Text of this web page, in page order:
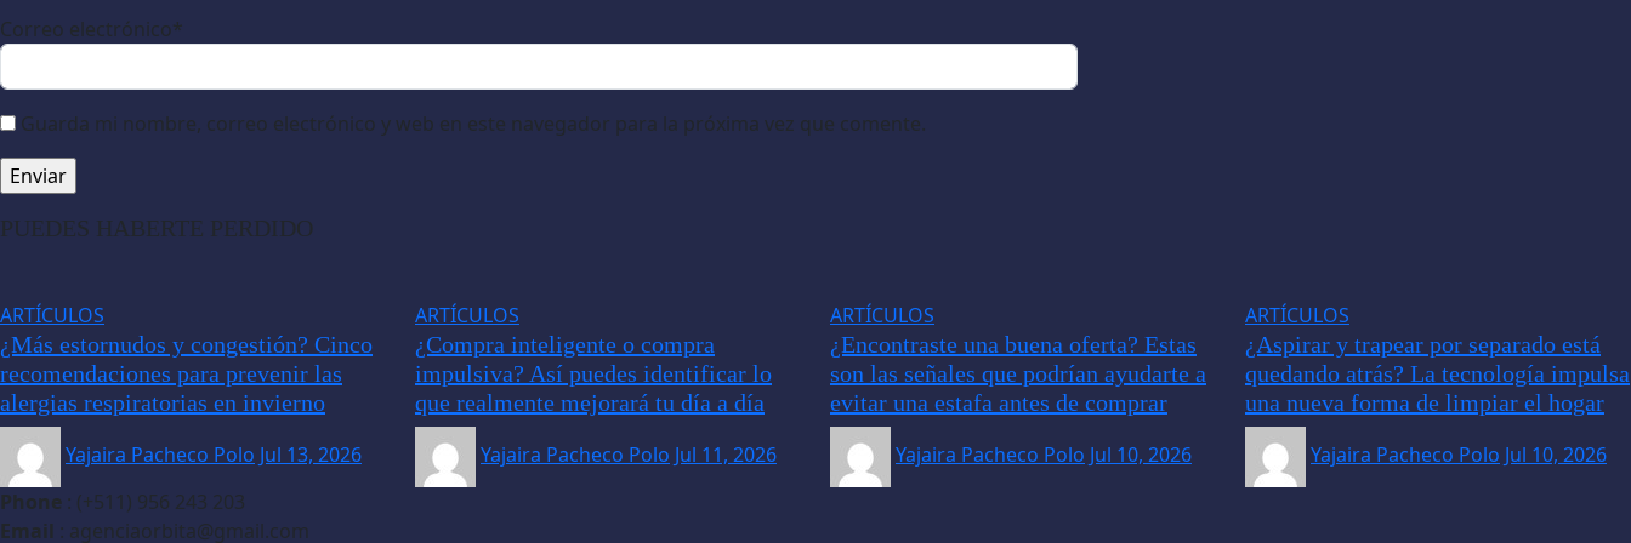
Correo electrónico*
Guarda mi nombre, correo electrónico y web en este navegador para la próxima vez que comente.
PUEDES HABERTE PERDIDO
ARTÍCULOS
¿Más estornudos y congestión? Cinco
recomendaciones para prevenir las
alergias respiratorias en invierno
Yajaira Pacheco Polo Jul 13, 2026
ARTÍCULOS
¿Compra inteligente o compra
impulsiva? Así puedes identificar lo
que realmente mejorará tu día a día
Yajaira Pacheco Polo Jul 11, 2026
ARTÍCULOS
¿Encontraste una buena oferta? Estas
son las señales que podrían ayudarte a
evitar una estafa antes de comprar
Yajaira Pacheco Polo Jul 10, 2026
ARTÍCULOS
¿Aspirar y trapear por separado está
quedando atrás? La tecnología impulsa
una nueva forma de limpiar el hogar
Yajaira Pacheco Polo Jul 10, 2026
Phone : (+511) 956 243 203
Email : agenciaorbita@gmail.com